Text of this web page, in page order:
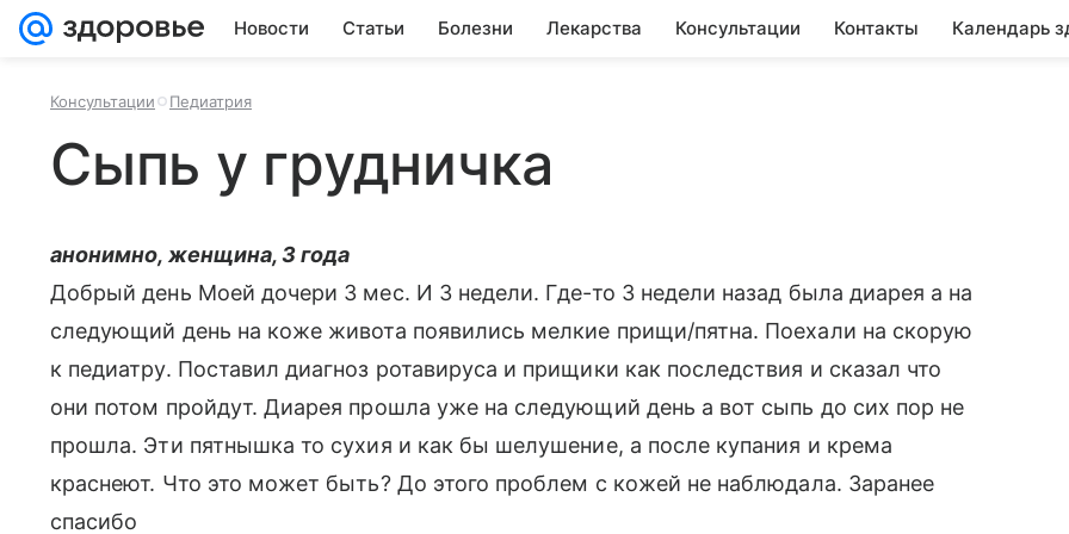
Новости Статьи Болезни Лекарства Консультации Контакты Календарь
Консультации Педиатрия
Сыпь у грудничка
анонимно, женщина, 3 года
Добрый день Моей дочери 3 мес. И 3 недели. Где-то 3 недели назад была диарея а на
следующий день на коже живота появились мелкие прищи/пятна. Поехали на скорую
к педиатру. Поставил диагноз ротавируса и прищики как последствия и сказал что
они потом пройдут. Диарея прошла уже на следующий день а вот сыпь до сих пор не
прошла. Эти пятнышка то сухия и как бы шелушение, а после купания и крема
краснеют. Что это может быть? До этого проблем с кожей не наблюдала. Заранее
спасибо